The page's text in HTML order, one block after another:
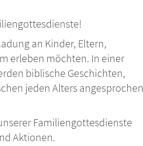
an Kinder, Eltern,
erleben möchten. In einer
biblische Geschichten,
jeden Alters angesprochen
Familiengottesdienste
Aktionen.